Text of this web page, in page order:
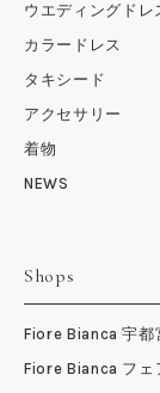
ウエディングドレ
カラードレス
タキシード
アクセサリー
着物
NEWS
Shops
Fiore Bianca 宇都
Fiore Bianca フェ